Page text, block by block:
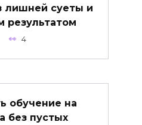
лишней суеты и
результатом
4
обучение на
без пустых